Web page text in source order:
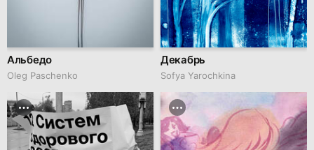
Альбедо
Oleg Paschenko
Декабрь
Sofya Yarochkina